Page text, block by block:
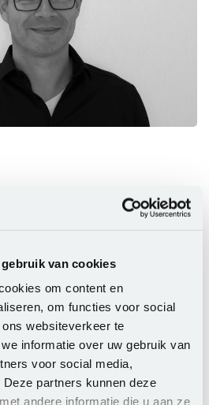
van cookies
om content en
om functies voor social
websiteverkeer te
informatie over uw gebruik van
voor social media,
partners kunnen deze
andere informatie die u aan ze
Identity & Access
mij
op